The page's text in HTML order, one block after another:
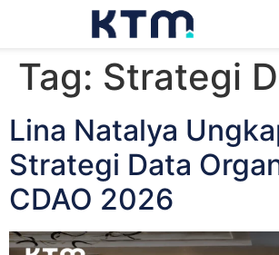
Tag: Strategi
Lina Natalya
Strategi Data
CDAO 2026